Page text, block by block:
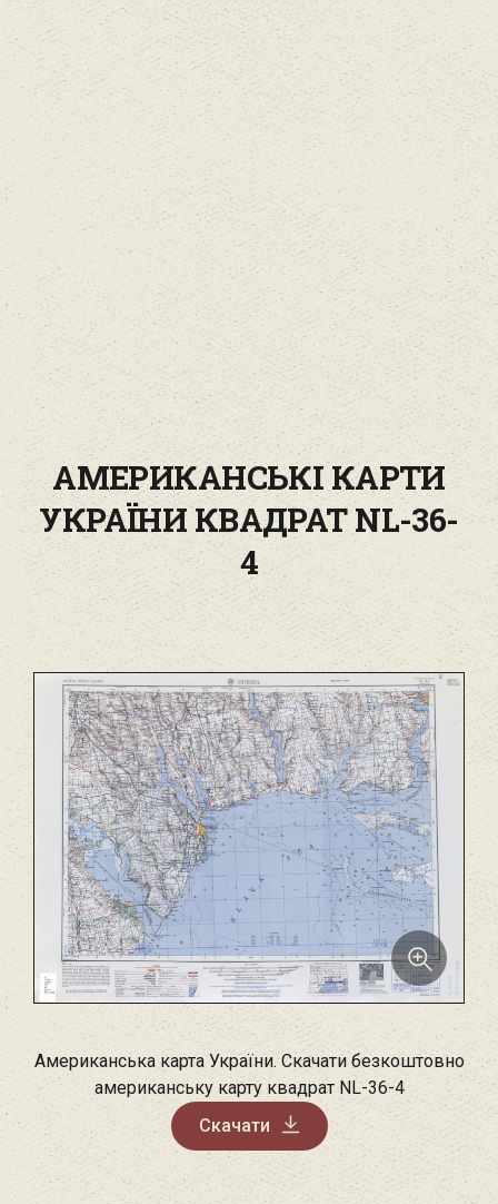
АМЕРИКАНСЬКІ КАРТИ
УКРАЇНИ КВАДРАТ NL-36-
4
Американська карта України. Скачати безкоштовно
американську карту квадрат NL-36-4
Скачати